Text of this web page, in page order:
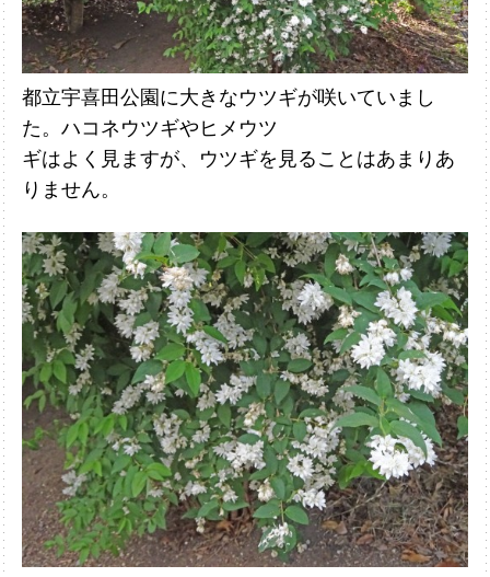
都立宇喜田公園に大きなウツギが咲いていまし
た。ハコネウツギやヒメウツ
ギはよく見ますが、ウツギを見ることはあまりあ
りません。